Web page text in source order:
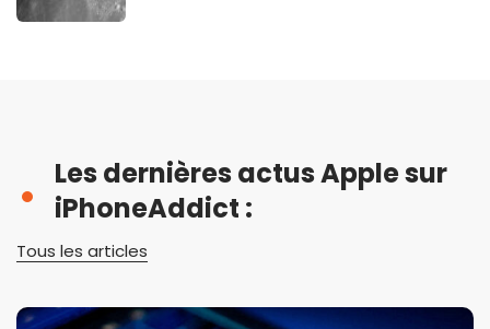
Les dernières actus Apple sur
iPhoneAddict :
Tous les articles